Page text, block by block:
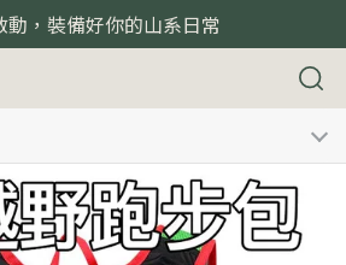
動，裝備好你的山系日常